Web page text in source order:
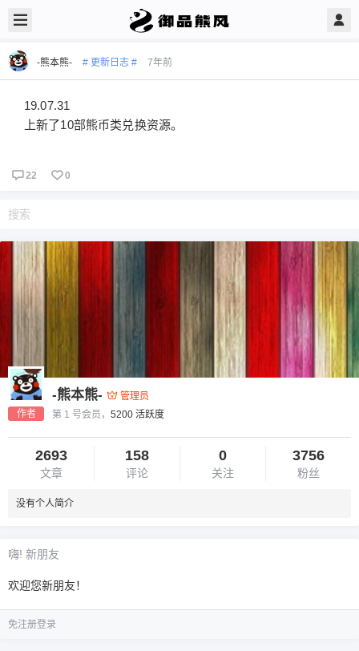
-熊本熊- # 更新日志 # 7年前
19.07.31
上新了10部熊币类兑换资源。
22 0
作者
-熊本熊-
管理员
第 1 号会员， 5200 活跃度
2693
文章
158
评论
0
关注
3756
粉丝
没有个人简介
嗨! 新朋友
欢迎您新朋友！
免注册登录